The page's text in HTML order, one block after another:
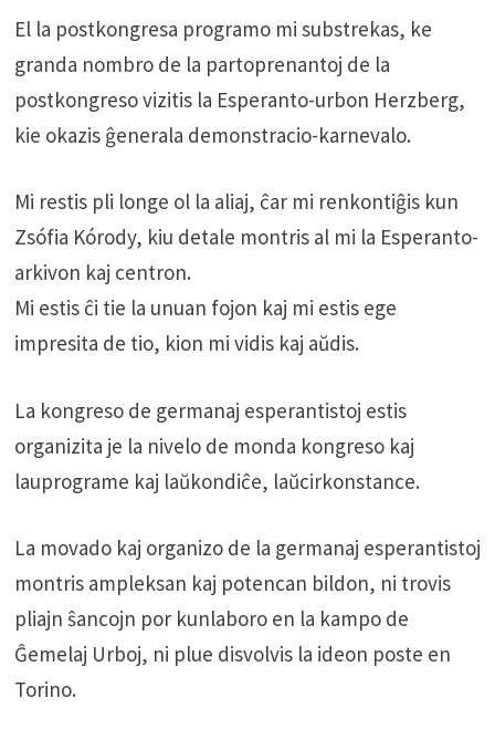
El la postkongresa programo mi substrekas, ke
granda nombro de la partoprenantoj de la
postkongreso vizitis la Esperanto-urbon Herzberg,
kie okazis ĝenerala demonstracio-karnevalo.
Mi restis pli longe ol la aliaj, ĉar mi renkontiĝis kun
Zsófia Kórody, kiu detale montris al mi la Esperanto-
arkivon kaj centron.
Mi estis ĉi tie la unuan fojon kaj mi estis ege
impresita de tio, kion mi vidis kaj aŭdis.
La kongreso de germanaj esperantistoj estis
organizita je la nivelo de monda kongreso kaj
lauprograme kaj laŭkondiĉe, laŭcirkonstance.
La movado kaj organizo de la germanaj esperantistoj
montris ampleksan kaj potencan bildon, ni trovis
pliajn ŝancojn por kunlaboro en la kampo de
Ĝemelaj Urboj, ni plue disvolvis la ideon poste en
Torino.